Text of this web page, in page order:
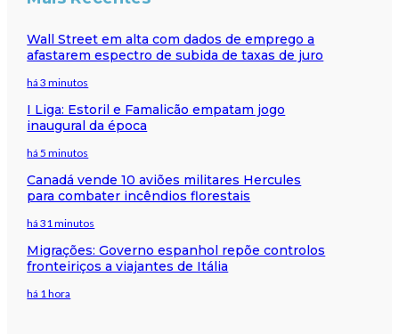
Wall Street em alta com dados de emprego a
afastarem espectro de subida de taxas de juro
há 3 minutos
I Liga: Estoril e Famalicão empatam jogo
inaugural da época
há 5 minutos
Canadá vende 10 aviões militares Hercules
para combater incêndios florestais
há 31 minutos
Migrações: Governo espanhol repõe controlos
fronteiriços a viajantes de Itália
há 1 hora